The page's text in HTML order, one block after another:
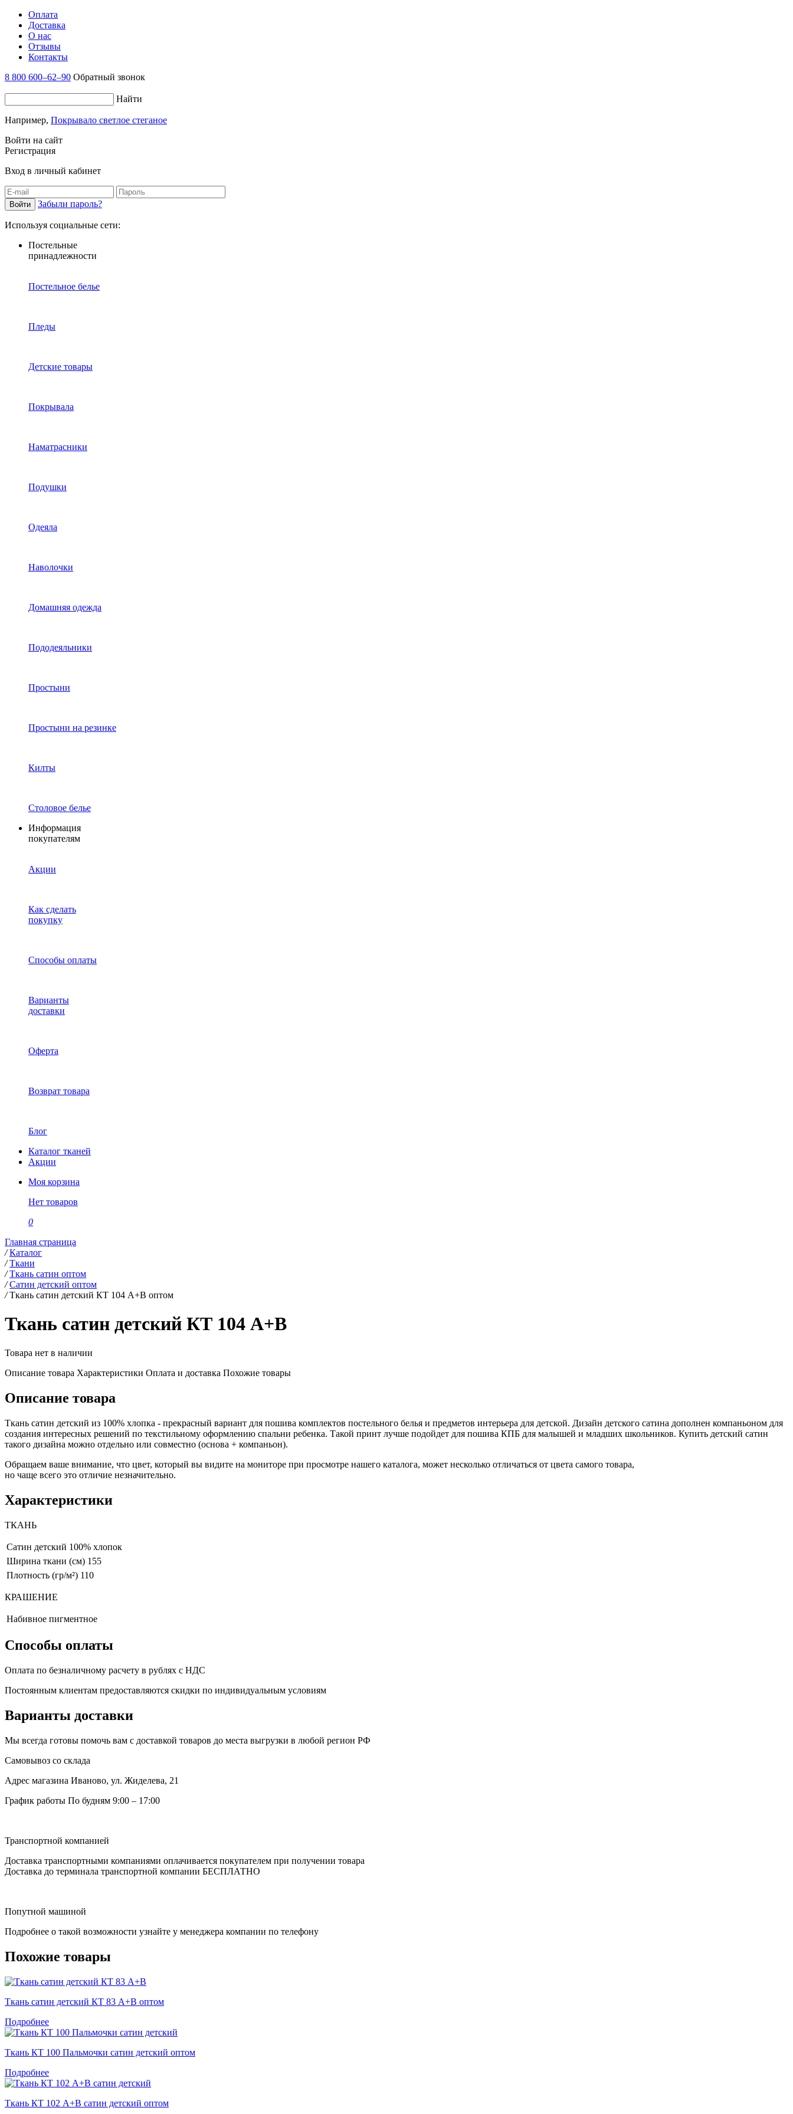
Оплата
Доставка
О нас
Отзывы
Контакты
8 800 600–62–90 Обратный звонок
Найти
Например, Покрывало светлое стеганое
Войти на сайт
Регистрация
Вход в личный кабинет
Забыли пароль?
Используя социальные сети:
Постельные
принадлежности
Постельное белье
Пледы
Детские товары
Покрывала
Наматрасники
Подушки
Одеяла
Наволочки
Домашняя одежда
Пододеяльники
Простыни
Простыни на резинке
Килты
Столовое белье
Информация
покупателям
Акции
Как сделать
покупку
Способы оплаты
Варианты
доставки
Оферта
Возврат товара
Блог
Каталог тканей
Акции
Моя корзина
Нет товаров
0
Главная страница
/ Каталог
/ Ткани
/ Ткань сатин оптом
/ Сатин детский оптом
/ Ткань сатин детский КТ 104 А+В оптом
Ткань сатин детский КТ 104 А+В
Товара нет в наличии
Описание товара Характеристики Оплата и доставка Похожие товары
Описание товара
Ткань сатин детский из 100% хлопка - прекрасный вариант для пошива комплектов постельного белья и предметов интерьера для детской. Дизайн детского сатина дополнен компаньоном для
создания интересных решений по текстильному оформлению спальни ребенка. Такой принт лучше подойдет для пошива КПБ для малышей и младших школьников. Купить детский сатин
такого дизайна можно отдельно или совместно (основа + компаньон).
Обращаем ваше внимание, что цвет, который вы видите на мониторе при просмотре нашего каталога, может несколько отличаться от цвета самого товара,
но чаще всего это отличие незначительно.
Характеристики
ТКАНЬ
Сатин детский 100% хлопок
Ширина ткани (см) 155
Плотность (гр/м²) 110
КРАШЕНИЕ
Набивное пигментное
Способы оплаты
Оплата по безналичному расчету в рублях с НДС
Постоянным клиентам предоставляются скидки по индивидуальным условиям
Варианты доставки
Мы всегда готовы помочь вам с доставкой товаров до места выгрузки в любой регион РФ
Самовывоз со склада
Адрес магазина Иваново, ул. Жиделева, 21
График работы По будням 9:00 – 17:00
Транспортной компанией
Доставка транспортными компаниями оплачивается покупателем при получении товара
Доставка до терминала транспортной компании БЕСПЛАТНО
Попутной машиной
Подробнее о такой возможности узнайте у менеджера компании по телефону
Похожие товары
Ткань сатин детский КТ 83 А+В оптом
Подробнее
Ткань КТ 100 Пальмочки сатин детский оптом
Подробнее
Ткань КТ 102 А+В сатин детский оптом